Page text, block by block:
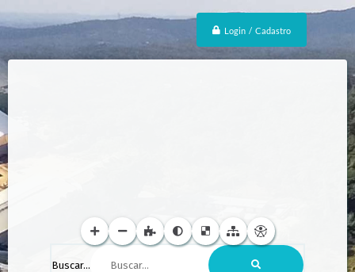
Login / Cadastro
Buscar...